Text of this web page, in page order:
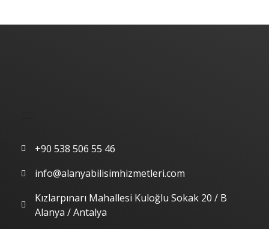
+90 538 506 55 46
info@alanyabilisimhizmetleri.com
Kızlarpınarı Mahallesi Kuloğlu Sokak 20 / B
Alanya / Antalya